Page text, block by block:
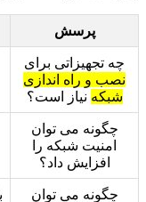
پرسش
چه تجهیزاتی برای
نصب و راه اندازی
شبکه نیاز است؟
چگونه می توان
امنیت شبکه را
افزایش داد؟
چگونه می توان